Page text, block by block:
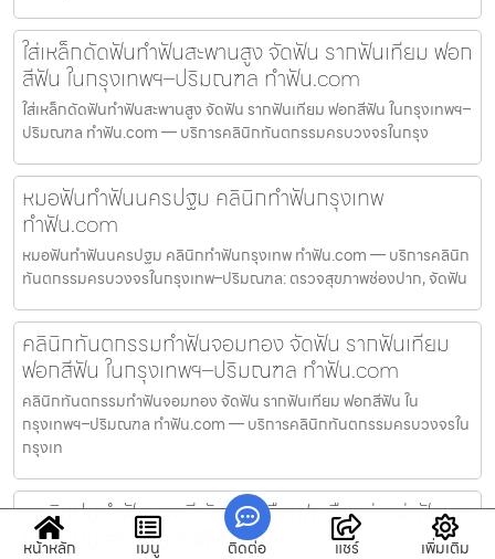
ใส่เหล็กดัดฟันทำฟันสะพานสูง จัดฟัน รากฟันเทียม ฟอก
สีฟัน ในกรุงเทพฯ–ปริมณฑล ทำฟัน.com
ใส่เหล็กดัดฟันทำฟันสะพานสูง จัดฟัน รากฟันเทียม ฟอกสีฟัน ในกรุงเทพฯ–
ปริมณฑล ทำฟัน.com — บริการคลินิกทันตกรรมครบวงจรในกรุง
หมอฟันทำฟันนครปฐม คลินิกทำฟันกรุงเทพ
ทำฟัน.com
หมอฟันทำฟันนครปฐม คลินิกทำฟันกรุงเทพ ทำฟัน.com — บริการคลินิก
ทันตกรรมครบวงจรในกรุงเทพ–ปริมณฑล: ตรวจสุขภาพช่องปาก, จัดฟัน
คลินิกทันตกรรมทำฟันจอมทอง จัดฟัน รากฟันเทียม
ฟอกสีฟัน ในกรุงเทพฯ–ปริมณฑล ทำฟัน.com
คลินิกทันตกรรมทำฟันจอมทอง จัดฟัน รากฟันเทียม ฟอกสีฟัน ใน
กรุงเทพฯ–ปริมณฑล ทำฟัน.com — บริการคลินิกทันตกรรมครบวงจรใน
กรุงเท
ขูดหินปูนทำฟันธนบุรี รักษาเหงือก/เหงือกร่น ผ่าฟันคุด
ขูดหินปูน ถอนฟัน ทำฟัน.com
หน้าหลัก เมนู ติดต่อ แชร์ เพิ่มเติม